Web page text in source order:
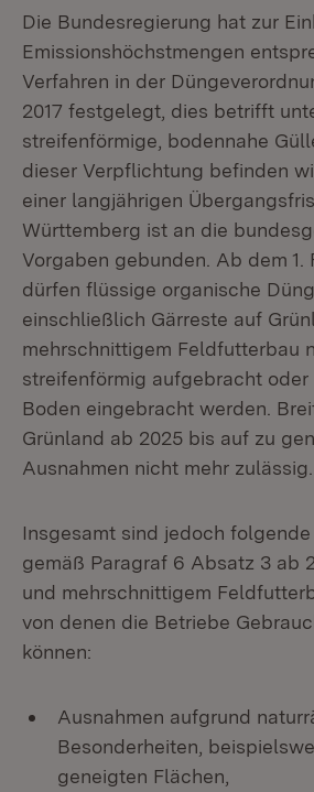
Die Bundesregierung hat zur
Emissionshöchstmengen
Verfahren in der
2017 festgelegt, dies betrifft
streifenförmige, bodennahe
dieser Verpflichtung befinden
einer langjährigen
Württemberg ist an die
Vorgaben gebunden. Ab dem 1.
dürfen flüssige organische
einschließlich Gärreste auf
mehrschnittigem Feldfutterbau
streifenförmig aufgebracht
Boden eingebracht werden.
Grünland ab 2025 bis auf zu
Ausnahmen nicht mehr zulässig.
Insgesamt sind jedoch
gemäß Paragraf 6 Absatz 3 ab
und mehrschnittigem
von denen die Betriebe
können:
Ausnahmen aufgrund
Besonderheiten,
geneigten Flächen,